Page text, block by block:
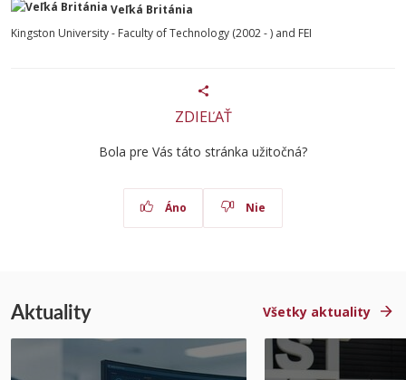
Veľká Británia
Kingston University - Faculty of Technology (2002 - ) and FEI
ZDIEĽAŤ
Bola pre Vás táto stránka užitočná?
Áno Nie
Aktuality Všetky aktuality